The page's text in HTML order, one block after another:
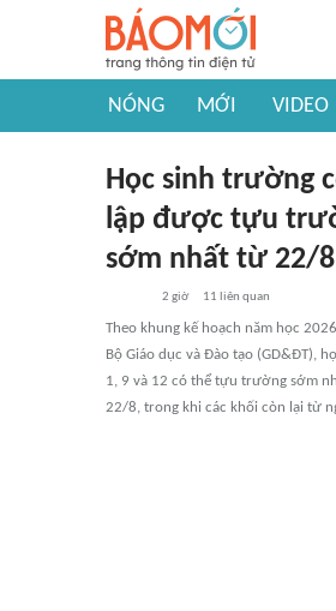
NÓNG MỚI VIDEO
Học sinh trường
lập được tựu
sớm nhất từ 22/8
2 giờ 11 liên quan
Theo khung kế hoạch năm học
Bộ Giáo dục và Đào tạo (GD&ĐT),
1, 9 và 12 có thể tựu trường sớm
22/8, trong khi các khối còn lại từ